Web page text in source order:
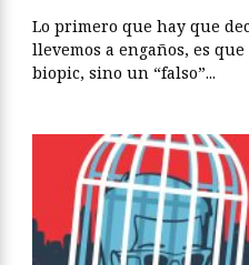
Lo primero que hay que
llevemos a engaños, es
biopic, sino un “falso”...